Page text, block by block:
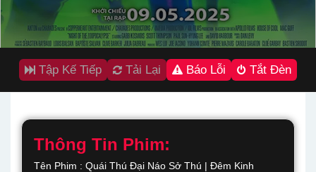
Tập Kế Tiếp Tải Lại Báo Lỗi Tắt Đèn
Thông Tin Phim:
Tên Phim : Quái Thú Đại Náo Sở Thú | Đêm Kinh